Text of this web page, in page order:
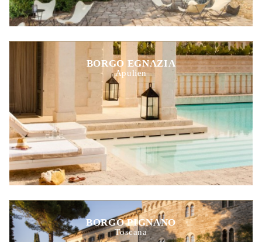
BORGO EGNAZIA
Apulien
BORGO PIGNANO
Toscana